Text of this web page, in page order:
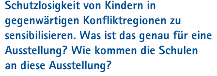
Schutzlosigkeit von Kindern in
gegenwärtigen Konfliktregionen zu
sensibilisieren. Was ist das genau für eine
Ausstellung? Wie kommen die Schulen
an diese Ausstellung?